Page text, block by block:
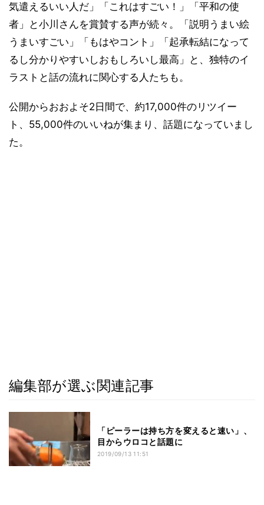
気遣えるいい人だ」「これはすごい！」「平和の使
者」と小川さんを賞賛する声が続々。「説明うまい絵
うまいすごい」「もはやコント」「起承転結になって
るし分かりやすいしおもしろいし最高」と、独特のイ
ラストと話の流れに関心する人たちも。
公開からおおよそ2日間で、約17,000件のリツイー
ト、55,000件のいいねが集まり、話題になっていまし
た。
編集部が選ぶ関連記事
「ピーラーは持ち方を変えると速い」、
目からウロコと話題に
2019/09/13 11:51